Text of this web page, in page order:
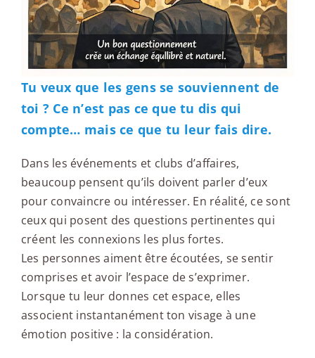
Tu veux que les gens se souviennent de
toi ? Ce n’est pas ce que tu dis qui
compte… mais ce que tu leur fais dire.
Dans les événements et clubs d’affaires,
beaucoup pensent qu’ils doivent parler d’eux
pour convaincre ou intéresser. En réalité, ce sont
ceux qui posent des questions pertinentes qui
créent les connexions les plus fortes.
Les personnes aiment être écoutées, se sentir
comprises et avoir l’espace de s’exprimer.
Lorsque tu leur donnes cet espace, elles
associent instantanément ton visage à une
émotion positive : la considération.